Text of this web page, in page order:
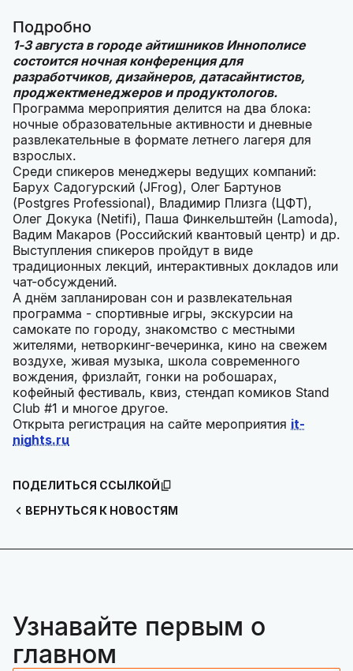
Подробно
1-3 августа в городе айтишников Иннополисе
состоится ночная конференция для
разработчиков, дизайнеров, датасайнтистов,
проджектменеджеров и продуктологов.
Программа мероприятия делится на два блока:
ночные образовательные активности и дневные
развлекательные в формате летнего лагеря для
взрослых.
Среди спикеров менеджеры ведущих компаний:
Барух Садогурский (JFrog), Олег Бартунов
(Postgres Professional), Владимир Плизга (ЦФТ),
Олег Докука (Netifi), Паша Финкельштейн (Lamoda),
Вадим Макаров (Российский квантовый центр) и др.
Выступления спикеров пройдут в виде
традиционных лекций, интерактивных докладов или
чат-обсуждений.
А днём запланирован сон и развлекательная
программа - спортивные игры, экскурсии на
самокате по городу, знакомство с местными
жителями, нетворкинг-вечеринка, кино на свежем
воздухе, живая музыка, школа современного
вождения, фризлайт, гонки на робошарах,
кофейный фестиваль, квиз, стендап комиков Stand
Club #1 и многое другое.
Открыта регистрация на сайте мероприятия it-
nights.ru
ВЕРНУТЬСЯ К НОВОСТЯМ
ПОДЕЛИТЬСЯ ССЫЛКОЙ
Узнавайте первым о
главном